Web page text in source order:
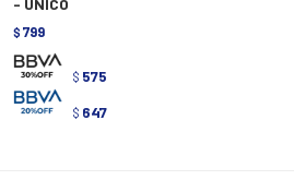
$ 799
$ 575
$ 647